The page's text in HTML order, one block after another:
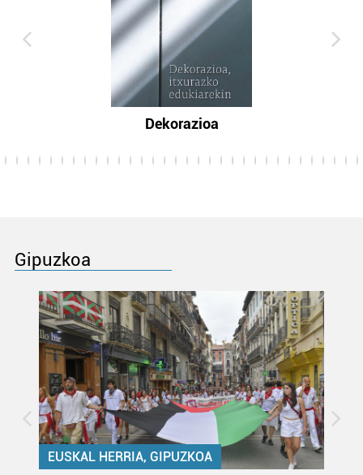
Dekorazioa
Gipuzkoa
EUSKAL HERRIA, GIPUZKOA